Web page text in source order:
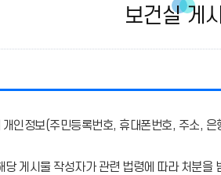
보건실 게
개인정보(주민등록번호, 휴대폰번호, 주소,
게시물 작성자가 관련 법령에 따라 처분을